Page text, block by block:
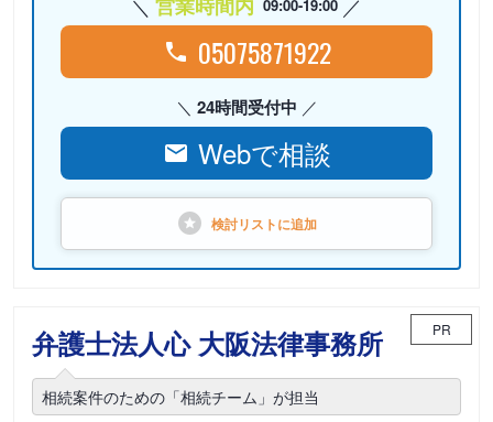
09:00-19:00
05075871922
24時間受付中
Webで相談
検討リストに追加
弁護士法人心 大阪法律事務所 PR
相続案件のための「相続チーム」が担当